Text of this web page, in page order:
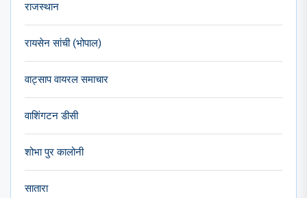
राजस्थान
रायसेन सांची (भोपाल)
वाट्साप वायरल समाचार
वाशिंगटन डीसी
शोभा पुर कालोनी
सातारा